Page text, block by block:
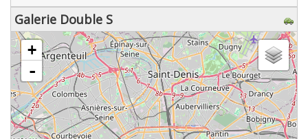
Galerie Double S
chargement de la carte - veuillez patienter...
+
-